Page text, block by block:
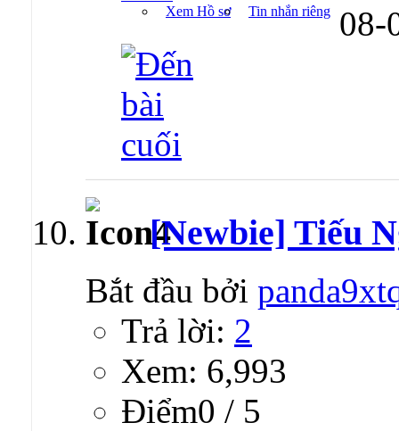
Xem Hồ sơ
Tin nhắn riêng 08-
[Newbie] Tiếu
Bắt đầu bởi
Trả lời: 2
Xem: 6,993
Ðiểm0 / 5